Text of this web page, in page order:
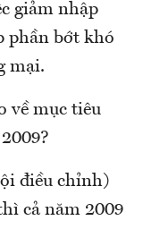
giảm nhập
phần bớt khó
mại.
về mục tiêu
điều chỉnh)
cả năm 2009